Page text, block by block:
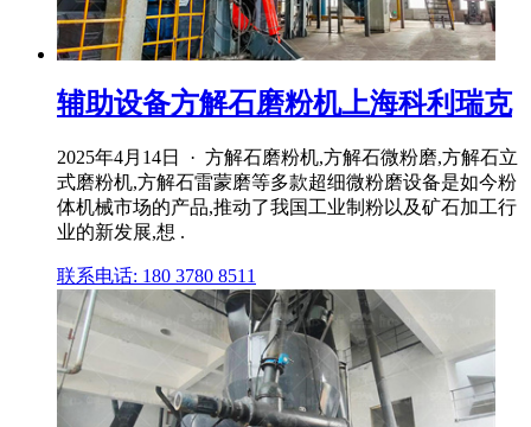
辅助设备方解石磨粉机上海科利瑞克
2025年4月14日 · 方解石磨粉机,方解石微粉磨,方解石立
式磨粉机,方解石雷蒙磨等多款超细微粉磨设备是如今粉
体机械市场的产品,推动了我国工业制粉以及矿石加工行
业的新发展,想 .
联系电话: 180 3780 8511